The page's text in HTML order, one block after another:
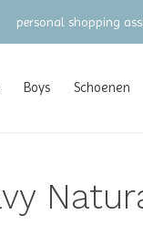
Boys Schoenen
gratis verzending